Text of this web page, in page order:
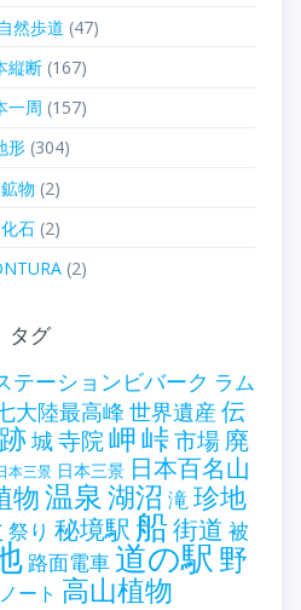
然歩道 (47)
縦断(167)
一周 (157)
形(304)
鉱物 (2)
化石(2)
(2)
タグ
テーションビバーク ラム
大陸最高峰 世界遺産 伝
城寺院岬峠市場 廃
本三景 日本三景 日本百名山
物温泉湖沼 滝 珍地
祭り 秘境駅 船街道 被
路面電車道の駅 野
ート 高山植物